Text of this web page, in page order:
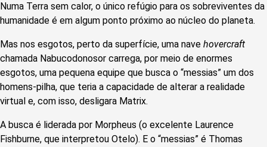
Numa Terra sem calor, o único refúgio para os sobreviventes da
humanidade é em algum ponto próximo ao núcleo do planeta.
Mas nos esgotos, perto da superfície, uma nave hovercraft
chamada Nabucodonosor carrega, por meio de enormes
esgotos, uma pequena equipe que busca o “messias” um dos
homens-pilha, que teria a capacidade de alterar a realidade
virtual e, com isso, desligara Matrix.
A busca é liderada por Morpheus (o excelente Laurence
Fishburne, que interpretou Otelo). E o “messias” é Thomas